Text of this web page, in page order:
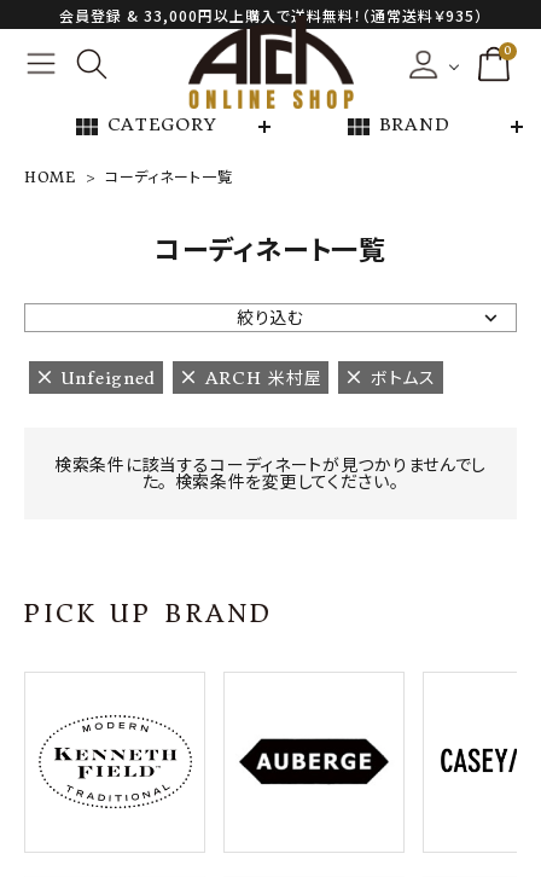
会員登録 & 33,000円以上購入で送料無料！（通常送料￥935）
0
view_module CATEGORY view_module BRAND
NEW ARRIVAL
ARCH EXCLUSIVE
BRAND
INFORMATION
ご利用ガイド
プライバシーポリシー
特定商取引法について
お問い合わせ
OFFICIAL WEB SITE
HOME コーディネート一覧
コーディネート一覧
絞り込む
Unfeigned ARCH 米村屋 ボトムス
検索条件に該当するコーディネートが見つかりませんでし
た。 検索条件を変更してください。
PICK UP BRAND